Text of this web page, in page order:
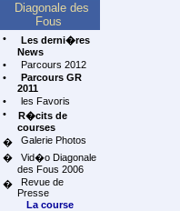
Diagonale des
Fous
•
Les derni�res
News
•
Parcours 2012
•
Parcours GR
2011
•
les Favoris
•
R�cits de
courses
�
Galerie Photos
�
Vid�o Diagonale
des Fous 2006
�
Revue de
Presse
La course